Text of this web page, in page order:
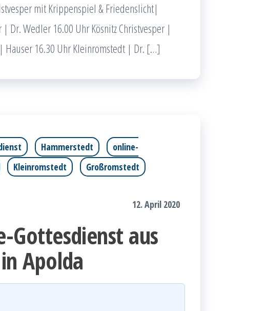
mit Krippenspiel & Friedenslicht|
Dr. Wedler 16.00 Uhr Kösnitz Christvesper |
Hauser 16.30 Uhr Kleinromstedt | Dr. […]
Hammerstedt
online-
Kleinromstedt
Großromstedt
12. April 2020
Gottesdienst aus
Apolda